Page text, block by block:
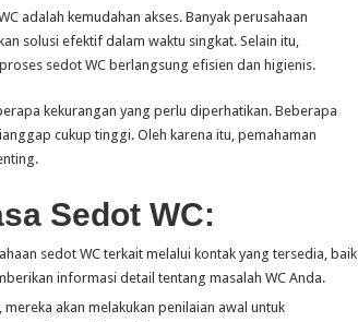
adalah kemudahan akses. Banyak perusahaan
solusi efektif dalam waktu singkat. Selain itu,
sedot WC berlangsung efisien dan higienis.
kekurangan yang perlu diperhatikan. Beberapa
cukup tinggi. Oleh karena itu, pemahaman
Sedot WC:
sedot WC terkait melalui kontak yang tersedia, baik
informasi detail tentang masalah WC Anda.
akan melakukan penilaian awal untuk